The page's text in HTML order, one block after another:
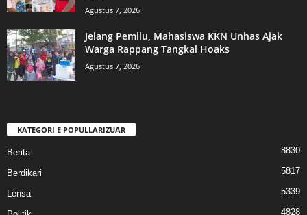
Agustus 7, 2026
Jelang Pemilu, Mahasiswa KKN Unhas Ajak
Warga Rappang Tangkal Hoaks
Agustus 7, 2026
KATEGORI E POPULLARIZUAR
Berita 8830
Berdikari 5817
Lensa 5339
4828